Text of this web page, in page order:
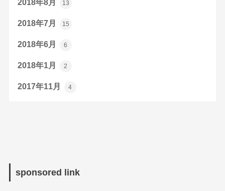
2018年8月 13
2018年7月 15
2018年6月 6
2018年1月 2
2017年11月 4
sponsored link